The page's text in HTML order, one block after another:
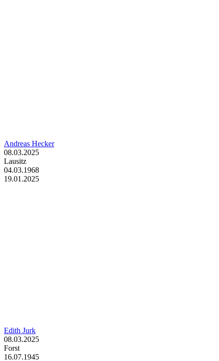
Andreas Hecker
08.03.2025
Lausitz
04.03.1968
19.01.2025
Edith Jurk
08.03.2025
Forst
16.07.1945